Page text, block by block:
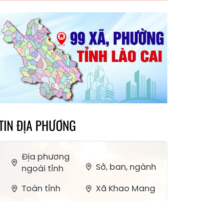
ĐỊA PHƯƠNG
Địa phương
ngoài tỉnh
Sở, ban, ngành
Toàn tỉnh
Xã Khao Mang